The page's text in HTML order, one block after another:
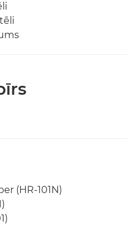
(HR-101N)